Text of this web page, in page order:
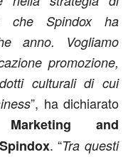
che Spindox ha
anno. Vogliamo
promozione,
culturali di cui
”, ha dichiarato
and
. “Tra questi